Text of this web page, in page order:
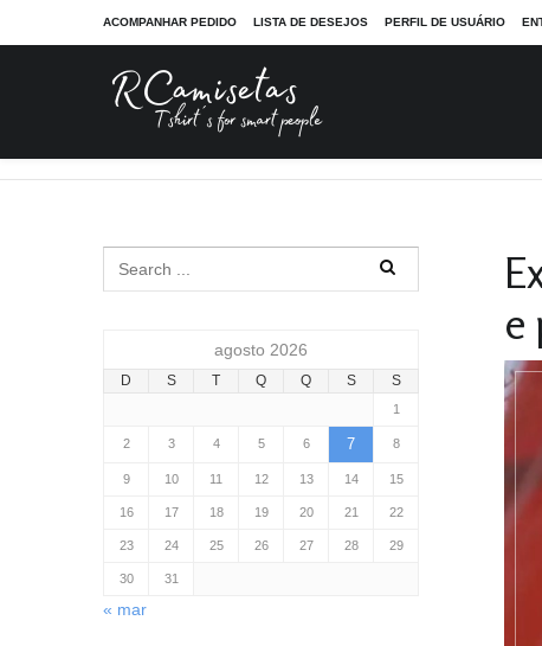
ACOMPANHAR PEDIDO LISTA DE DESEJOS PERFIL DE USUÁRIO
e
agosto 2026
D S T Q Q S S
1
2 3 4 5 6 7 8
9 10 11 12 13 14 15
16 17 18 19 20 21 22
23 24 25 26 27 28 29
30 31
« mar